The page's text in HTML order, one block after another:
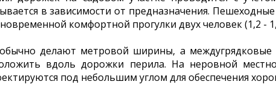
в зависимости от предназначения.
комфортной прогулки двух человек (1,2 -
делают метровой ширины, а междугрядковые
вдоль дорожки перила. На неровной
под небольшим углом для обеспечения